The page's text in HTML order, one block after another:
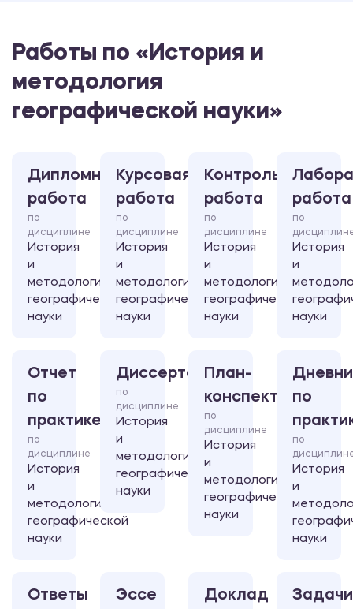
Работы по «История и
методология
географической науки»
Дипломная
работа
по
дисциплине
История
и
методология
географической
науки
Курсовая
работа
по
дисциплине
История
и
методология
географической
науки
Контрольная
работа
по
дисциплине
История
и
методология
географической
науки
работа
по
История
и
науки
Отчет
по
практике
по
дисциплине
История
и
методология
географической
науки
Диссертация
по
дисциплине
История
и
методология
географической
науки
План-
конспект
по
дисциплине
История
и
методология
географической
науки
по
по
История
и
науки
Ответы
Эссе Доклад Задачи